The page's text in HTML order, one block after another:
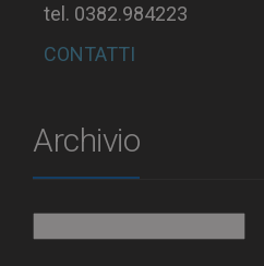
tel. 0382.984223
CONTATTI
Archivio